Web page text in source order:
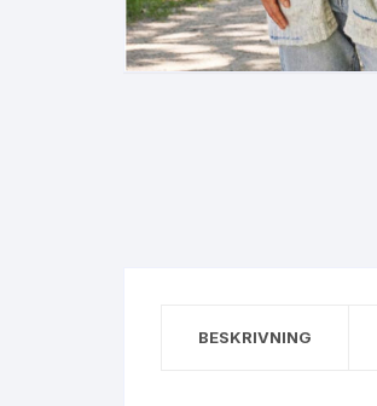
BESKRIVNING